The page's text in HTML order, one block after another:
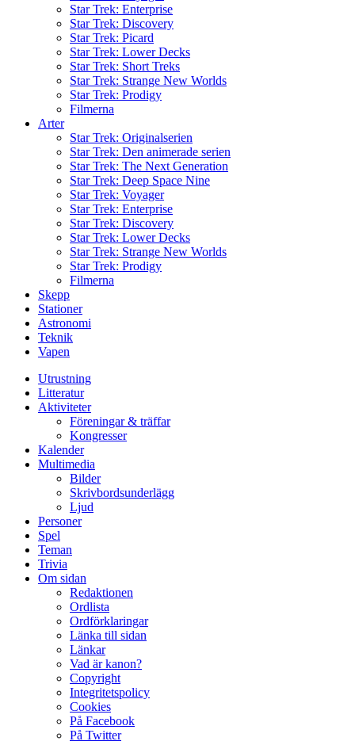
Star Trek: Enterprise
Star Trek: Discovery
Star Trek: Picard
Star Trek: Lower Decks
Star Trek: Short Treks
Star Trek: Strange New Worlds
Star Trek: Prodigy
Filmerna
Arter
Star Trek: Originalserien
Star Trek: Den animerade serien
Star Trek: The Next Generation
Star Trek: Deep Space Nine
Star Trek: Voyager
Star Trek: Enterprise
Star Trek: Discovery
Star Trek: Lower Decks
Star Trek: Strange New Worlds
Star Trek: Prodigy
Filmerna
Skepp
Stationer
Astronomi
Teknik
Vapen
Utrustning
Litteratur
Aktiviteter
Föreningar & träffar
Kongresser
Kalender
Multimedia
Bilder
Skrivbordsunderlägg
Ljud
Personer
Spel
Teman
Trivia
Om sidan
Redaktionen
Ordlista
Ordförklaringar
Länka till sidan
Länkar
Vad är kanon?
Copyright
Integritetspolicy
Cookies
På Facebook
På Twitter